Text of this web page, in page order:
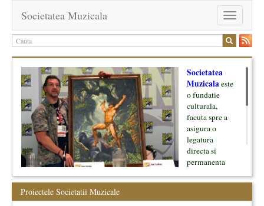
Toggle
navigation
Societatea Muzicala
Societatea
Muzicalaeste
o fundatie
culturala,
facuta spre a
asigura o
legatura
directa si
permanenta
oamenii ei, pe
Proiectele Societatii Muzicale